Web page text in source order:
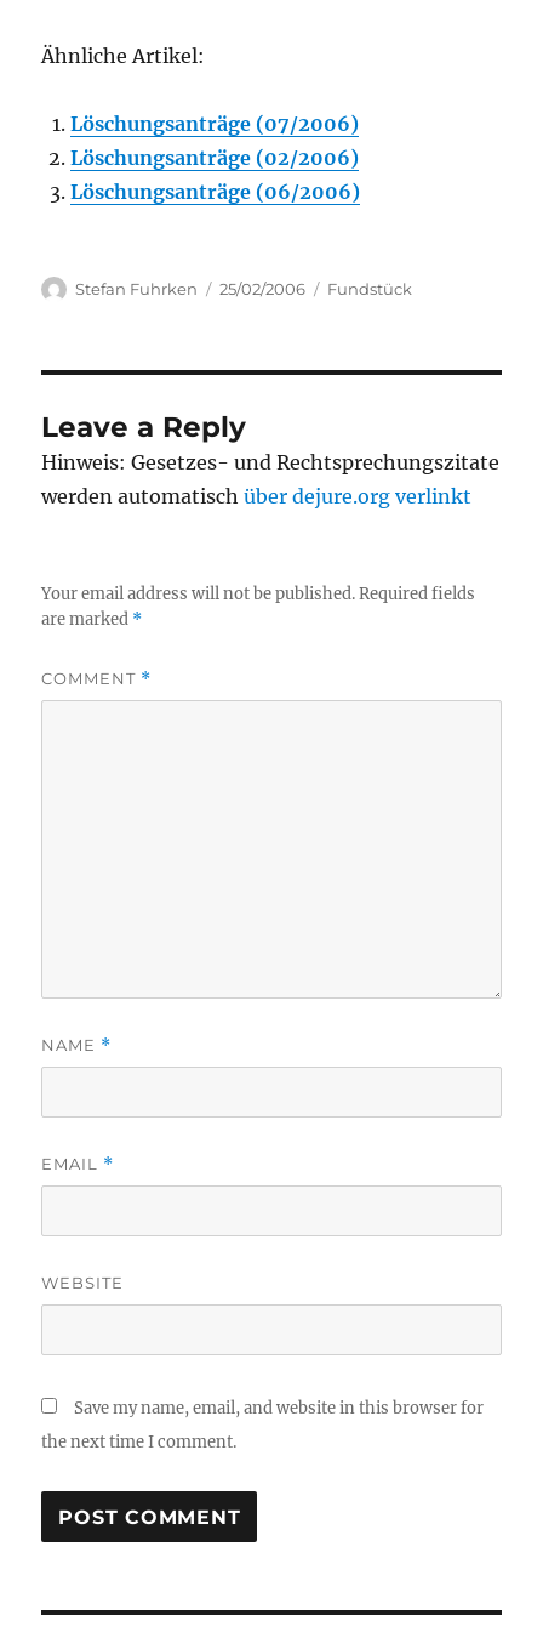
Ähnliche Artikel:
Löschungsanträge (07/2006)
Löschungsanträge (02/2006)
Löschungsanträge (06/2006)
Author
Stefan Fuhrken
Posted
25/02/2006 Categories
Fundstück
Leave a Reply
Hinweis: Gesetzes- und Rechtsprechungszitate
werden automatischüber dejure.org verlinkt
Your email address will not be published. Required fields
are marked *
COMMENT *
NAME *
EMAIL *
WEBSITE
Save my name, email, and website in this browser for
the next time I comment.